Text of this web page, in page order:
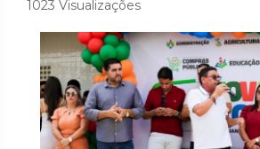
1023 Visualizações